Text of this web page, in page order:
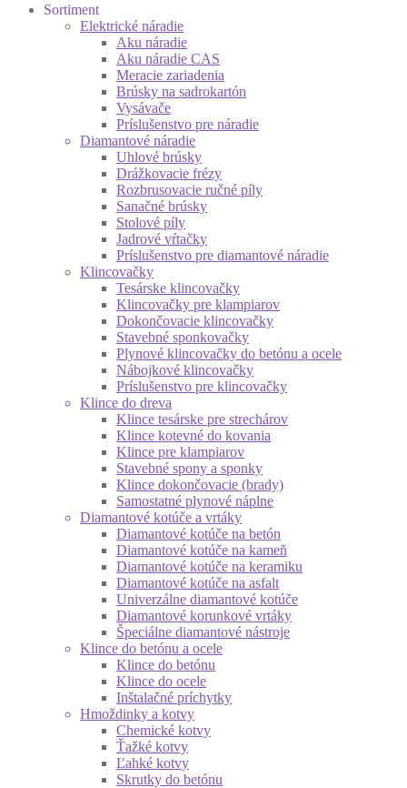
Sortiment
Elektrické náradie
Aku náradie
Aku náradie CAS
Meracie zariadenia
Brúsky na sadrokartón
Vysávače
Príslušenstvo pre náradie
Diamantové náradie
Uhlové brúsky
Drážkovacie frézy
Rozbrusovacie ručné píly
Sanačné brúsky
Stolové píly
Jadrové vŕtačky
Príslušenstvo pre diamantové náradie
Klincovačky
Tesárske klincovačky
Klincovačky pre klampiarov
Dokončovacie klincovačky
Stavebné sponkovačky
Plynové klincovačky do betónu a ocele
Nábojkové klincovačky
Príslušenstvo pre klincovačky
Klince do dreva
Klince tesárske pre strechárov
Klince kotevné do kovania
Klince pre klampiarov
Stavebné spony a sponky
Klince dokončovacie (brady)
Samostatné plynové náplne
Diamantové kotúče a vrtáky
Diamantové kotúče na betón
Diamantové kotúče na kameň
Diamantové kotúče na keramiku
Diamantové kotúče na asfalt
Univerzálne diamantové kotúče
Diamantové korunkové vrtáky
Špeciálne diamantové nástroje
Klince do betónu a ocele
Klince do betónu
Klince do ocele
Inštalačné príchytky
Hmoždinky a kotvy
Chemické kotvy
Ťažké kotvy
Ľahké kotvy
Skrutky do betónu